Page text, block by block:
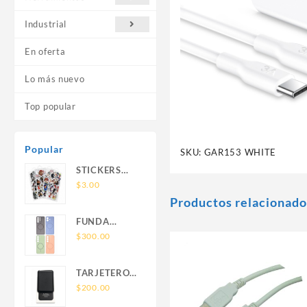
Industrial
En oferta
Lo más nuevo
Top popular
Popular
STICKERS
UNIVERSALES
$3.00
FUNDA
NOVA SAM
SIN SOPORTE
MAGNETICO
$300.00
TARJETERO
SIN SOPORTE
$200.00
SKU: GAR153 WHITE
Productos